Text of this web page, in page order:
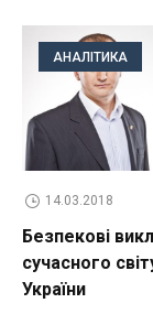
АНАЛІТИКА
14.03.2018
Безпекові
сучасного
України